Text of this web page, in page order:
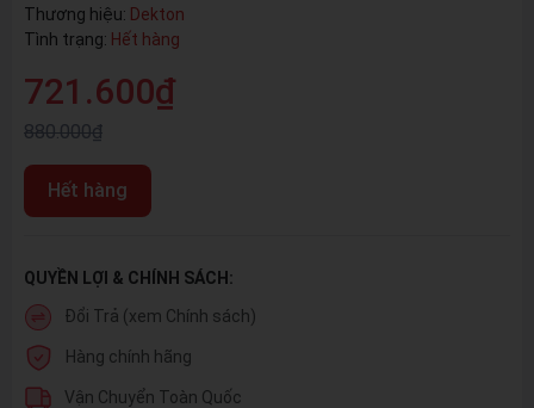
Thương hiệu: Dekton
Tình trạng: Hết hàng
721.600₫
880.000₫
Hết hàng
QUYỀN LỢI & CHÍNH SÁCH:
Đổi Trả (xem Chính sách)
Hàng chính hãng
Vận Chuyển Toàn Quốc